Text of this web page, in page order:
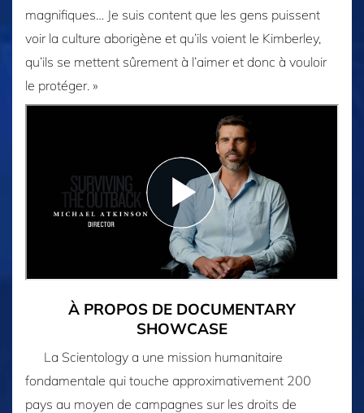
magnifiques… Je suis content que les gens puissent
voir la culture aborigène et qu’ils voient le Kimberley,
qu’ils se mettent sûrement à l’aimer et donc à vouloir
le protéger. »
À PROPOS DE DOCUMENTARY
SHOWCASE
La Scientology a une mission humanitaire
fondamentale qui touche approximativement 200
pays au moyen de campagnes sur les droits de